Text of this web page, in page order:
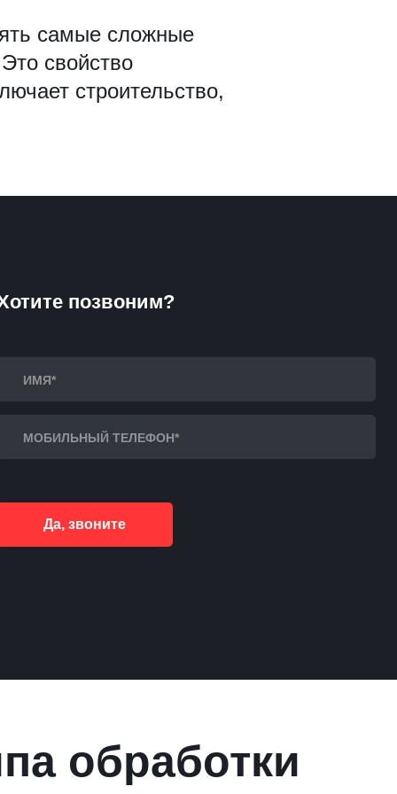
самые сложные
свойство
строительство,
позвоним?
Да, звоните
обработки